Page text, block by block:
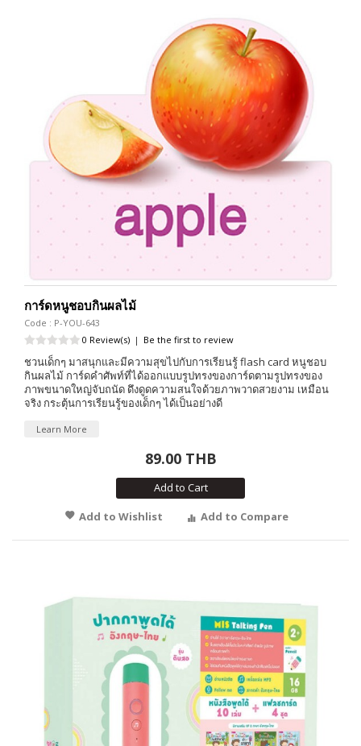
การ์ดหนูชอบกินผลไม้
Code : P-YOU-643
0 Review(s) | Be the first to review
ชวนเด็กๆ มาสนุกและมีความสุขไปกับการเรียนรู้ flash card หนูชอบ
กินผลไม้ การ์ดคำศัพท์ที่ได้ออกแบบรูปทรงของการ์ดตามรูปทรงของ
ภาพขนาดใหญ่จับถนัด ดึงดูดความสนใจด้วยภาพวาดสวยงาม เหมือน
จริง กระตุ้นการเรียนรู้ของเด็กๆ ได้เป็นอย่างดี
Learn More
89.00 THB
Add to Cart
Add to Wishlist
Add to Compare